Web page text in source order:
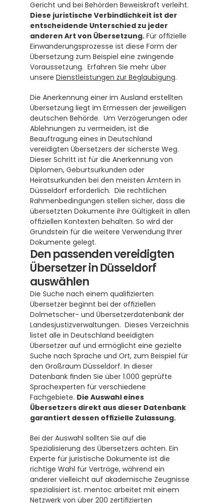
Diese juristische Verbindlichkeit ist der
entscheidende Unterschied zu jeder
anderen Art von Übersetzung. Für offizielle
Einwanderungsprozesse ist diese Form der
Übersetzung zum Beispiel eine zwingende
Voraussetzung.  Erfahren Sie mehr über
unsere Dienstleistungen zur Beglaubigung.
Die Anerkennung einer im Ausland erstellten
Übersetzung liegt im Ermessen der jeweiligen
deutschen Behörde.  Um Verzögerungen oder
Ablehnungen zu vermeiden, ist die
Beauftragung eines in Deutschland
vereidigten Übersetzers der sicherste Weg.
Dieser Schritt ist für die Anerkennung von
Diplomen, Geburtsurkunden oder
Heiratsurkunden bei den meisten Ämtern in
Düsseldorf erforderlich.  Die rechtlichen
Rahmenbedingungen stellen sicher, dass die
übersetzten Dokumente ihre Gültigkeit in allen
offiziellen Kontexten behalten. So wird der
Grundstein für die weitere Verwendung Ihrer
Dokumente gelegt.
Den passenden vereidigten
Übersetzer in Düsseldorf
auswählen
Die Suche nach einem qualifizierten
Übersetzer beginnt bei der offiziellen
Dolmetscher- und Übersetzerdatenbank der
Landesjustizverwaltungen.  Dieses Verzeichnis
listet alle in Deutschland beeidigten
Übersetzer auf und ermöglicht eine gezielte
Suche nach Sprache und Ort, zum Beispiel für
den Großraum Düsseldorf. In dieser
Datenbank finden Sie über 1.000 geprüfte
Sprachexperten für verschiedene
Fachgebiete. Die Auswahl eines
Übersetzers direkt aus dieser Datenbank
garantiert dessen offizielle Zulassung.
Bei der Auswahl sollten Sie auf die
Spezialisierung des Übersetzers achten. Ein
Experte für juristische Dokumente ist die
richtige Wahl für Verträge, während ein
anderer vielleicht auf akademische Zeugnisse
spezialisiert ist. mentoc arbeitet mit einem
Netzwerk von über 200 zertifizierten